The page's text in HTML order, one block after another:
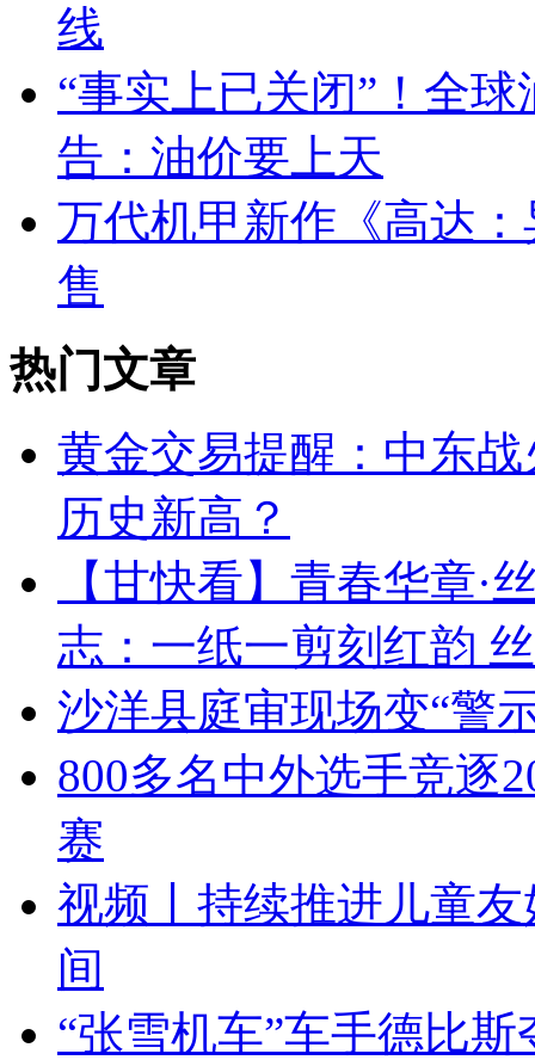
线
“事实上已关闭”！全
告：油价要上天
万代机甲新作《高达
售
热门文章
黄金交易提醒：中东
历史新高？
【甘快看】青春华章·
志：一纸一剪刻红韵
沙洋县庭审现场变“警
800多名中外选手竞逐
赛
视频丨持续推进儿童
间
“张雪机车”车手德比